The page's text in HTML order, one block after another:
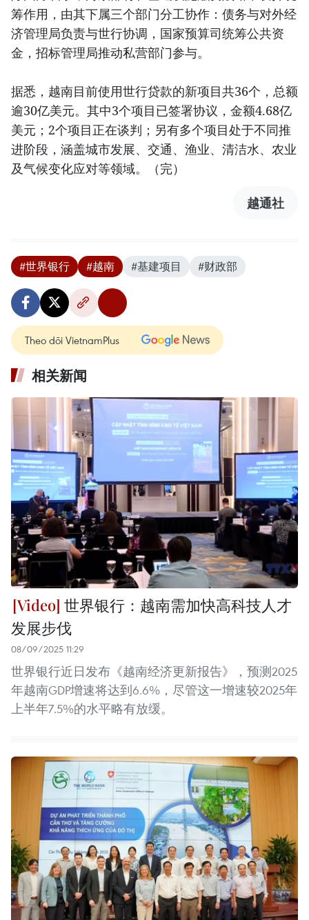
筹作用，由其下属三个部门分工协作：债务与对外经
济管理局负责与世行协调，国家预算司统筹公共资
金，招标管理局推动私营部门参与。
据悉，越南目前使用世行贷款的新项目共36个，总额
逾30亿美元。其中3个项目已签署协议，金额4.68亿
美元；2个项目正在谈判；另有多个项目处于不同推
进阶段，涵盖城市发展、交通、渔业、清洁水、农业
及气候变化应对等领域。（完）
越通社
#世界银行 #越南 #基建项目 #财政部
Theo dõi VietnamPlus
相关新闻
世界银行：越南需加快高科技人才
发展步伐
08/09/2025 11:29
世界银行近日发布《越南经济更新报告》，预测2025
年越南GDP增速将达到6.6%，尽管这一增速较2025年
上半年7.5%的水平略有放缓。